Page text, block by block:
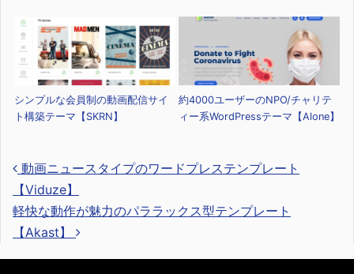
シンプルな会員制の動画配信サイ
ト構築テーマ【SKRN】
約4000ユーザーのNPO/チャリテ
ィー系WordPressテーマ【Alone】
投稿ナビゲーション
動画ニュースタイプのワードプレステンプレート
【Viduze】
軽快な動作が魅力のパララックス型テンプレート
【Akast】